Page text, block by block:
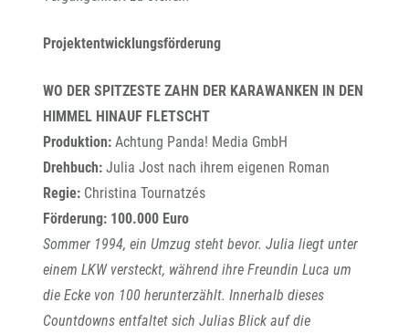
Projektentwicklungsförderung
WO DER SPITZESTE ZAHN DER KARAWANKEN IN DEN
HIMMEL HINAUF FLETSCHT
Produktion: Achtung Panda! Media GmbH
Drehbuch: Julia Jost nach ihrem eigenen Roman
Regie: Christina Tournatzés
Förderung: 100.000 Euro
Sommer 1994, ein Umzug steht bevor. Julia liegt unter
einem LKW versteckt, während ihre Freundin Luca um
die Ecke von 100 herunterzählt. Innerhalb dieses
Countdowns entfaltet sich Julias Blick auf die